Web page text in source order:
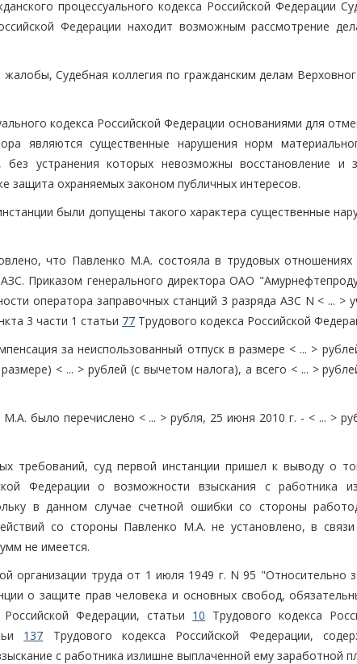
процессуального кодекса Российской Федерации
Федерации находит возможным рассмотрение
Судебная коллегия по гражданским делам
кодекса Российской Федерации основаниями для
являются существенные нарушения норм
устранения которых невозможны восстановление и
защита охраняемых законом публичных интересов.
были допущены такого характера существенные
что Павленко М.А. состояла в трудовых
Приказом генерального директора ОАО
оператора заправочных станций 3 разряда АЗС N < ... >
3 части 1 статьи 77 Трудового кодекса Российской
за неиспользованный отпуск в размере < ... >
< ... > рублей (с вычетом налога), а всего < ... >
было перечислено < ... > рубля, 25 июня 2010 г. - < ... >
требований, суд первой инстанции пришел к выводу о
Федерации о возможности взыскания с работника
в данном случае счетной ошибки со стороны
со стороны Павленко М.А. не установлено, в
не имеется.
организации труда от 1 июля 1949 г. N 95 "Относительно
о защите прав человека и основных свобод,
Федерации, статьи 10 Трудового кодекса
137 Трудового кодекса Российской Федерации,
с работника излишне выплаченной ему заработной